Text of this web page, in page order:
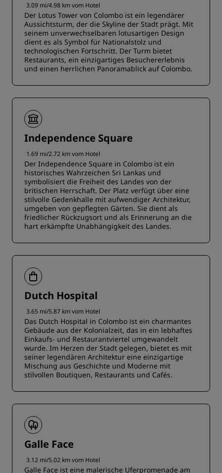
3.09 mi/4.98 km vom Hotel
Der Lotus Tower von Colombo ist ein legendärer
Aussichtsturm, der die Skyline der Stadt prägt. Mit
seinem unverwechselbaren lotusartigen Design
dient es als Symbol für Nationalstolz und
technologischen Fortschritt. Der Turm bietet
Restaurants, ein einzigartiges Besuchererlebnis
und einen herrlichen Panoramablick auf Colombo.
Independence Square
1.69 mi/2.72 km vom Hotel
Der Independence Square in Colombo ist ein
historisches Wahrzeichen Sri Lankas und
symbolisiert die Freiheit des Landes von der
britischen Herrschaft. Der Platz verfügt über eine
stilvolle Gedenkhalle mit aufwendiger Architektur,
umgeben von gepflegten Gärten. Sie dient als
friedlicher Rückzugsort und als Erinnerung an die
hart erkämpfte Unabhängigkeit des Landes.
Dutch Hospital
3.65 mi/5.87 km vom Hotel
Das Dutch Hospital in Colombo ist ein charmantes
Gebäude aus der Kolonialzeit, das in ein lebhaftes
Einkaufs- und Restaurantviertel umgewandelt
wurde. Im Herzen der Stadt gelegen, bietet es mit
seiner legendären Architektur eine einzigartige
Mischung aus Geschichte und Moderne mit
stilvollen Boutiquen, Restaurants und Cafés.
Galle Face
3.12 mi/5.02 km vom Hotel
Galle Face ist eine malerische Uferpromenade am